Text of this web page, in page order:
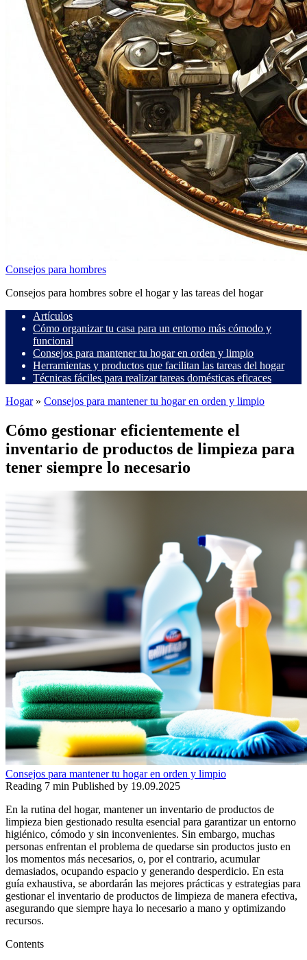
Consejos para hombres
Consejos para hombres sobre el hogar y las tareas del hogar
Artículos
Cómo organizar tu casa para un entorno más cómodo y
funcional
Consejos para mantener tu hogar en orden y limpio
Herramientas y productos que facilitan las tareas del hogar
Técnicas fáciles para realizar tareas domésticas eficaces
Hogar» Consejos para mantener tu hogar en orden y limpio
Cómo gestionar eficientemente el
inventario de productos de limpieza para
tener siempre lo necesario
Consejos para mantener tu hogar en orden y limpio
Reading 7 min Published by 19.09.2025
En la rutina del hogar, mantener un inventario de productos de
limpieza bien gestionado resulta esencial para garantizar un entorno
higiénico, cómodo y sin inconvenientes. Sin embargo, muchas
personas enfrentan el problema de quedarse sin productos justo en
los momentos más necesarios, o, por el contrario, acumular
demasiados, ocupando espacio y generando desperdicio. En esta
guía exhaustiva, se abordarán las mejores prácticas y estrategias para
gestionar el inventario de productos de limpieza de manera efectiva,
asegurando que siempre haya lo necesario a mano y optimizando
recursos.
Contents